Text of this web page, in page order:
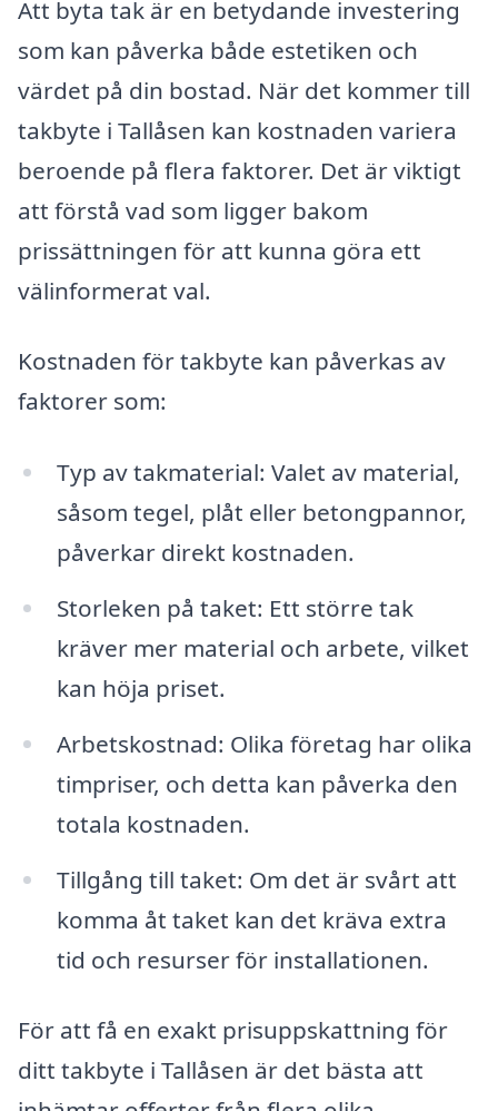
Att byta tak är en betydande investering
som kan påverka både estetiken och
värdet på din bostad. När det kommer till
takbyte i Tallåsen kan kostnaden variera
beroende på flera faktorer. Det är viktigt
att förstå vad som ligger bakom
prissättningen för att kunna göra ett
välinformerat val.
Kostnaden för takbyte kan påverkas av
faktorer som:
Typ av takmaterial: Valet av material,
såsom tegel, plåt eller betongpannor,
påverkar direkt kostnaden.
Storleken på taket: Ett större tak
kräver mer material och arbete, vilket
kan höja priset.
Arbetskostnad: Olika företag har olika
timpriser, och detta kan påverka den
totala kostnaden.
Tillgång till taket: Om det är svårt att
komma åt taket kan det kräva extra
tid och resurser för installationen.
För att få en exakt prisuppskattning för
ditt takbyte i Tallåsen är det bästa att